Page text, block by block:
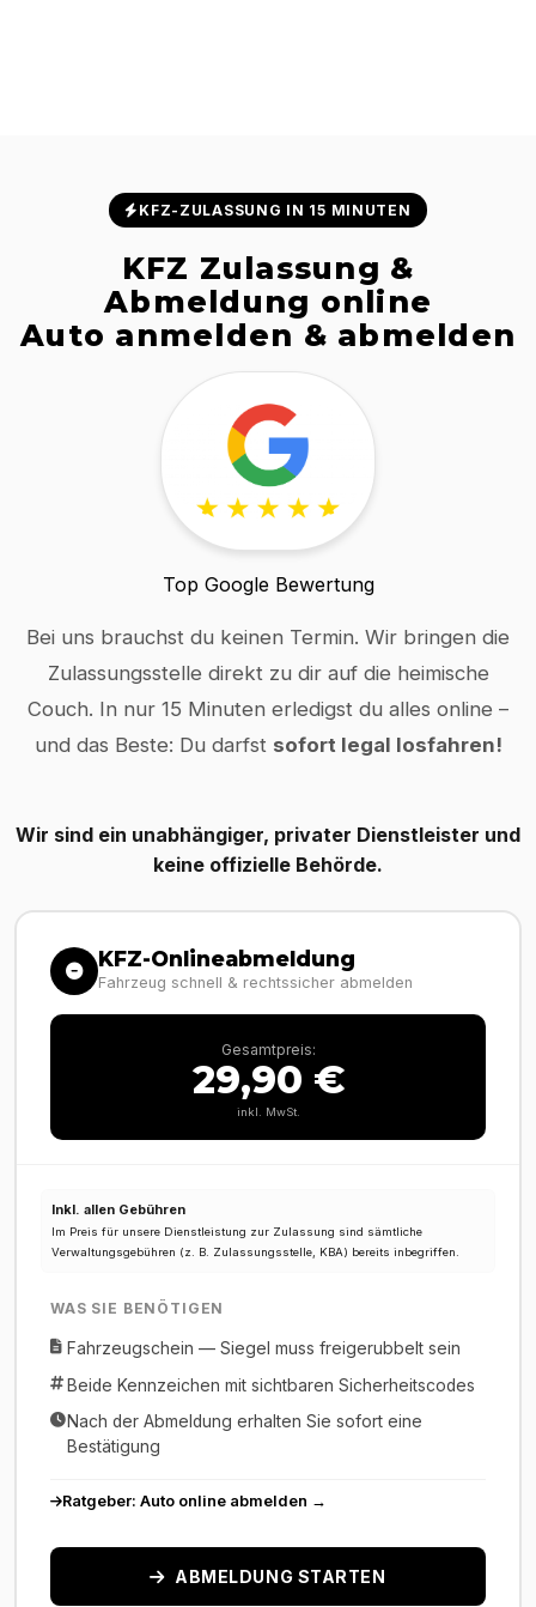
KFZ-ZULASSUNG IN 15 MINUTEN
KFZ Zulassung &
Abmeldung online
Auto anmelden & abmelden
Top Google Bewertung
Bei uns brauchst du keinen Termin. Wir bringen die
Zulassungsstelle direkt zu dir auf die heimische
Couch. In nur 15 Minuten erledigst du alles online –
und das Beste: Du darfst sofort legal losfahren!
Wir sind ein unabhängiger, privater Dienstleister und
keine offizielle Behörde.
KFZ-Onlineabmeldung
Fahrzeug schnell & rechtssicher abmelden
Gesamtpreis:
29,90 €
inkl. MwSt.
Inkl. allen Gebühren
Im Preis für unsere Dienstleistung zur Zulassung sind sämtliche
Verwaltungsgebühren (z. B. Zulassungsstelle, KBA) bereits inbegriffen.
WAS SIE BENÖTIGEN
Fahrzeugschein — Siegel muss freigerubbelt sein
Beide Kennzeichen mit sichtbaren Sicherheitscodes
Nach der Abmeldung erhalten Sie sofort eine
Bestätigung
Ratgeber: Auto online abmelden →
ABMELDUNG STARTEN